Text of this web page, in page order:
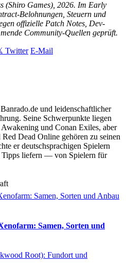
(Shiro Games), 2026. Im Early
Belohnungen, Steuern und
offizielle Patch Notes, Dev-
Community-Quellen geprüft.
Twitter E-Mail
und leidenschaftlicher
Seine Schwerpunkte liegen
und Conan Exiles, aber
Dead Online gehören zu seinen
er deutschsprachigen Spielern
Tipps liefern — von Spielern für
Samen, Sorten und